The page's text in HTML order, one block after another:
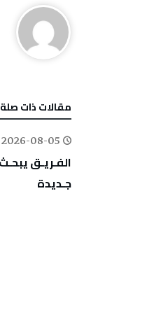
‫مقالات ذات صلة‬
2026-08-05
‬جـديدة